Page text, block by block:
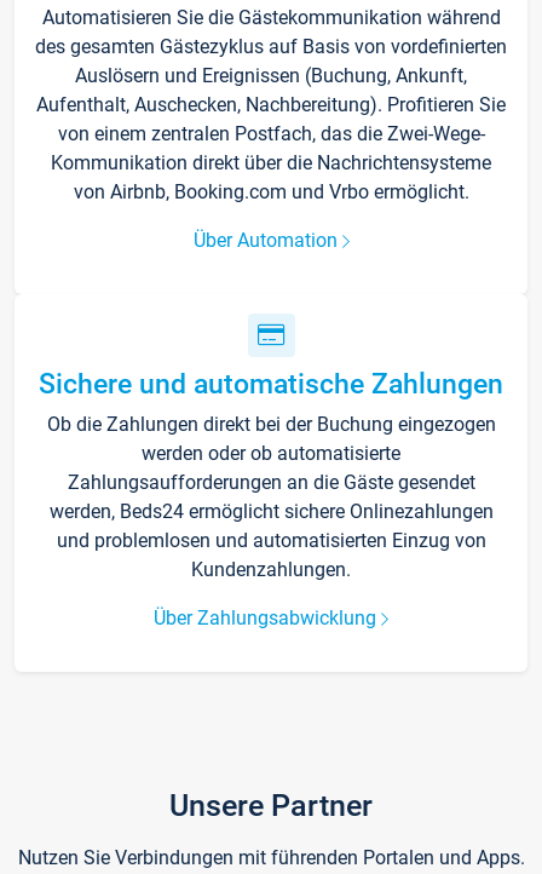
Automatisieren Sie die Gästekommunikation während
des gesamten Gästezyklus auf Basis von vordefinierten
Auslösern und Ereignissen (Buchung, Ankunft,
Aufenthalt, Auschecken, Nachbereitung). Profitieren Sie
von einem zentralen Postfach, das die Zwei-Wege-
Kommunikation direkt über die Nachrichtensysteme
von Airbnb, Booking.com und Vrbo ermöglicht.
Über Automation
Sichere und automatische Zahlungen
Ob die Zahlungen direkt bei der Buchung eingezogen
werden oder ob automatisierte
Zahlungsaufforderungen an die Gäste gesendet
werden, Beds24 ermöglicht sichere Onlinezahlungen
und problemlosen und automatisierten Einzug von
Kundenzahlungen.
Über Zahlungsabwicklung
Unsere Partner
Nutzen Sie Verbindungen mit führenden Portalen und Apps.